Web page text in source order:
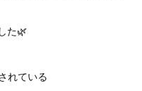
た🌿
れている